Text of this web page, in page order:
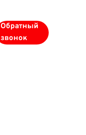
Обратный
звонок